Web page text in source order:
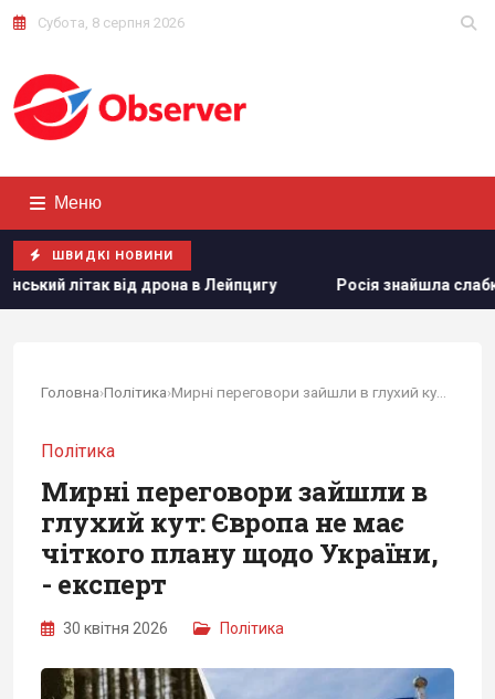
Субота, 8 серпня 2026
Меню
ШВИДКІ НОВИНИ
Росія знайшла слабке місце української ППО, не
Головна›Політика›
Політика
Мирні переговори зайшли в
глухий кут: Європа не має
чіткого плану щодо України,
- експерт
30 квітня 2026 Політика